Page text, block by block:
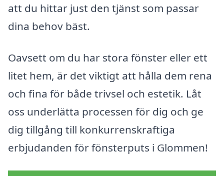
att du hittar just den tjänst som passar
dina behov bäst.
Oavsett om du har stora fönster eller ett
litet hem, är det viktigt att hålla dem rena
och fina för både trivsel och estetik. Låt
oss underlätta processen för dig och ge
dig tillgång till konkurrenskraftiga
erbjudanden för fönsterputs i Glommen!